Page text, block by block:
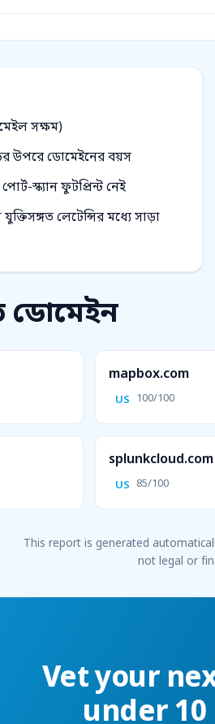
সক্ষম)
উপরে ডোমেইনের বয়স
স্ক্যান ফুটপ্রিন্ট নেই
লেটেন্সির মধ্যে সাড়া
ডোমেইন
mapbox.com
US 100/100
splunkcloud.com
US 85/100
This report is generated
not legal or
Vet your
under 10